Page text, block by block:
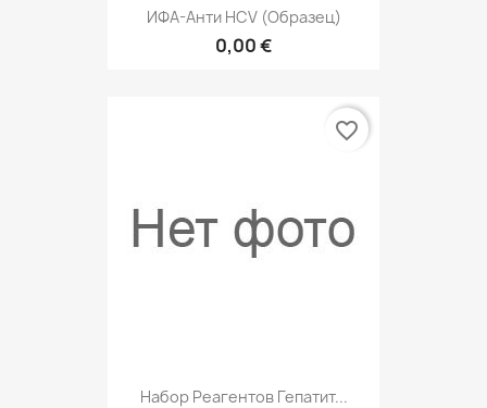
ИФА-Анти HCV (образец)
0,00 €
Набор Реагентов Гепатит...
favorite_border